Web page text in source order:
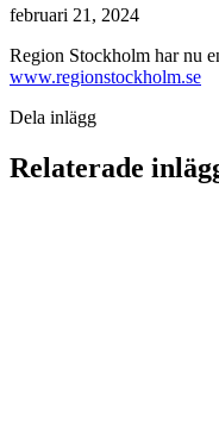
februari 21, 2024
Region Stockholm har nu
www.regionstockholm.se
Dela inlägg
Relaterade